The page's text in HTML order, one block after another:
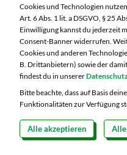
Mo:
Di:
Mi:
Do:
Fr:
Copyright 2026 ©
Cookies und Technologien
Art. 6 Abs. 1 lit. a DSGVO, § 25
Einwilligung kannst du jederzeit
Consent-Banner widerrufen.
Cookies und anderen
B. Drittanbietern) sowie der
findest du in unserer
Bitte beachte, dass auf Basis
Funktionalitäten zur Verfügung
Alle akzeptieren Alle